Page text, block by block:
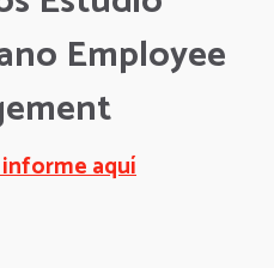
Employee
aquí